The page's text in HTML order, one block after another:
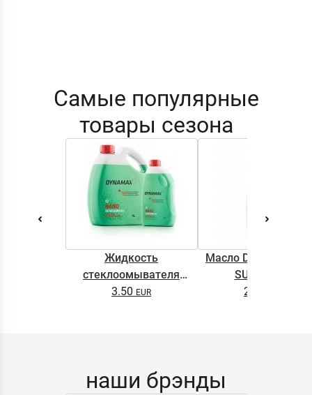
Самые популярные
товары сезона
Жидкость
стеклоомывателя
DYNAMAX SCREENWASH
3.50
Масло DYNAMAX
SUPER 0.5L
2.65
наши брэнды